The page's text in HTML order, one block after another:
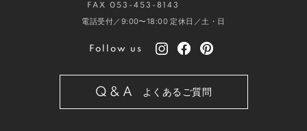
FAX 053-453-8143
電話受付／9:00〜18:00 定休日／土・日
Follow us
Q&A よくあるご質問